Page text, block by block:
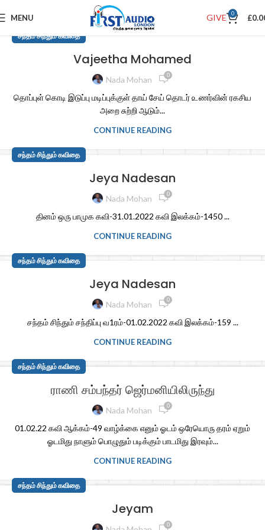
MENU GIVE 0 £
சந்தம் சிந்தும் கவிதை
Vajeetha Mohamed
Nada Mohan 0
தொப்புள் கொடி இடுப்பு மடிப்புக்குள் தாய் சேய் தொடர் ௨ணர்வின் ரகசிய
அறை சுற்றி ஆடும்...
CONTINUE READING
சந்தம் சிந்தும் கவிதை
Jeya Nadesan
Nada Mohan 0
தினம் ஒரு பாமுக கவி-31.01.2022 கவி இலக்கம்-1450 ...
CONTINUE READING
சந்தம் சிந்தும் கவிதை
Jeya Nadesan
Nada Mohan 0
சந்தம் சிந்தும் சந்திப்பு வ1ரம்-01.02.2022 கவி இலக்கம்-159 ...
CONTINUE READING
சந்தம் சிந்தும் கவிதை
ராணி சம்பந்தர் ஜெர்மனியிலிருந்து
Nada Mohan 0
01.02.22 கவி ஆக்கம்-49 வாழ்க்கை எனும் ஓடம் ஒரேயொரு தரம் ஏறும்
ஓடமிது நாளும் பொழுதும் படிக்கும் பாடமிது இரவும்...
CONTINUE READING
சந்தம் சிந்தும் கவிதை
Jeyam
0